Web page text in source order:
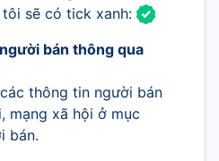
sẽ có tick xanh:
bán thông qua
thông tin người bán
mạng xã hội ở mục
bán.